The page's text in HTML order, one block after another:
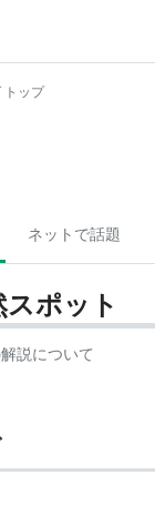
トップ
ネットで話題
ポット
説について